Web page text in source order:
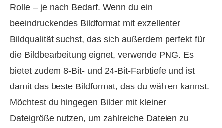
Rolle – je nach Bedarf. Wenn du ein
beeindruckendes Bildformat mit exzellenter
Bildqualität suchst, das sich außerdem perfekt für
die Bildbearbeitung eignet, verwende PNG. Es
bietet zudem 8-Bit- und 24-Bit-Farbtiefe und ist
damit das beste Bildformat, das du wählen kannst.
Möchtest du hingegen Bilder mit kleiner
Dateigröße nutzen, um zahlreiche Dateien zu